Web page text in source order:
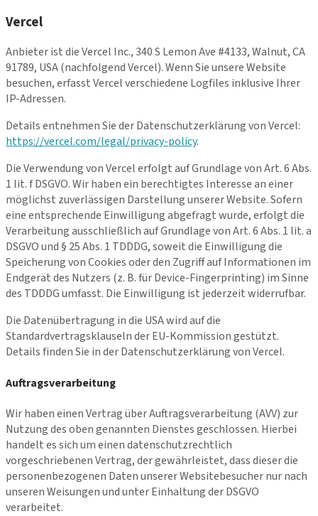
Vercel
Anbieter ist die Vercel Inc., 340 S Lemon Ave #4133, Walnut, CA
91789, USA (nachfolgend Vercel). Wenn Sie unsere Website
besuchen, erfasst Vercel verschiedene Logfiles inklusive Ihrer
IP-Adressen.
Details entnehmen Sie der Datenschutzerklärung von Vercel:
https://vercel.com/legal/privacy-policy.
Die Verwendung von Vercel erfolgt auf Grundlage von Art. 6 Abs.
1 lit. f DSGVO. Wir haben ein berechtigtes Interesse an einer
möglichst zuverlässigen Darstellung unserer Website. Sofern
eine entsprechende Einwilligung abgefragt wurde, erfolgt die
Verarbeitung ausschließlich auf Grundlage von Art. 6 Abs. 1 lit. a
DSGVO und § 25 Abs. 1 TDDDG, soweit die Einwilligung die
Speicherung von Cookies oder den Zugriff auf Informationen im
Endgerät des Nutzers (z. B. für Device-Fingerprinting) im Sinne
des TDDDG umfasst. Die Einwilligung ist jederzeit widerrufbar.
Die Datenübertragung in die USA wird auf die
Standardvertragsklauseln der EU-Kommission gestützt.
Details finden Sie in der Datenschutzerklärung von Vercel.
Auftragsverarbeitung
Wir haben einen Vertrag über Auftragsverarbeitung (AVV) zur
Nutzung des oben genannten Dienstes geschlossen. Hierbei
handelt es sich um einen datenschutzrechtlich
vorgeschriebenen Vertrag, der gewährleistet, dass dieser die
personenbezogenen Daten unserer Websitebesucher nur nach
unseren Weisungen und unter Einhaltung der DSGVO
verarbeitet.